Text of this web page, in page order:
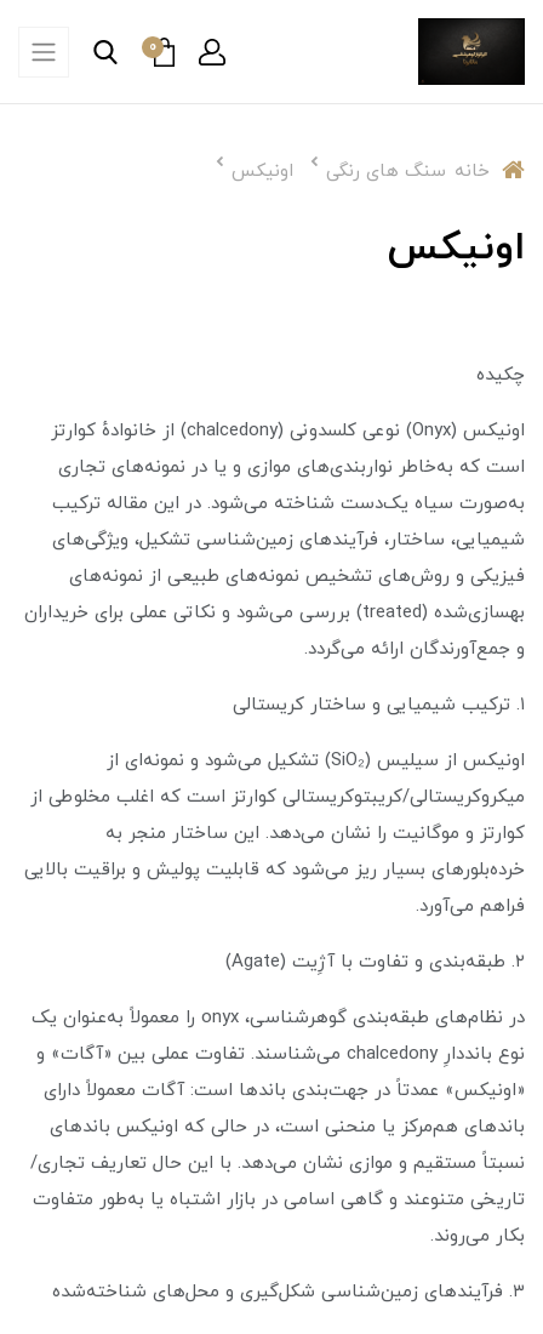
0
خانه سنگ های رنگی اونیکس
اونیکس
چکیده
اونیکس (Onyx) نوعی کلسدونی (chalcedony) از خانوادهٔ کوارتز
است که به‌خاطر نواربندی‌های موازی و یا در نمونه‌های تجاری
به‌صورت سیاه یک‌دست شناخته می‌شود. در این مقاله ترکیب
شیمیایی، ساختار، فرآیندهای زمین‌شناسی تشکیل، ویژگی‌های
فیزیکی و روش‌های تشخیص نمونه‌های طبیعی از نمونه‌های
بهسازی‌شده (treated) بررسی می‌شود و نکاتی عملی برای خریداران
و جمع‌آورندگان ارائه می‌گردد.
۱. ترکیب شیمیایی و ساختار کریستالی
اونیکس از سیلیس (SiO₂) تشکیل می‌شود و نمونه‌ای از
میکروکریستالی/کریبتوکریستالی کوارتز است که اغلب مخلوطی از
کوارتز و موگانیت را نشان می‌دهد. این ساختار منجر به
خرده‌بلورهای بسیار ریز می‌شود که قابلیت پولیش و براقیت بالایی
فراهم می‌آورد.
۲. طبقه‌بندی و تفاوت با آژِیت (Agate)
در نظام‌های طبقه‌بندی گوهرشناسی، onyx را معمولاً به‌عنوان یک
نوع بانددارِ chalcedony می‌شناسند. تفاوت عملی بین «آگات» و
«اونیکس» عمدتاً در جهت‌بندی باندها است: آگات معمولاً دارای
باندهای هم‌مرکز یا منحنی است، در حالی که اونیکس باندهای
نسبتاً مستقیم و موازی نشان می‌دهد. با این حال تعاریف تجاری/
تاریخی متنوعند و گاهی اسامی در بازار اشتباه یا به‌طور متفاوت
بکار می‌روند.
۳. فرآیندهای زمین‌شناسی شکل‌گیری و محل‌های شناخته‌شده